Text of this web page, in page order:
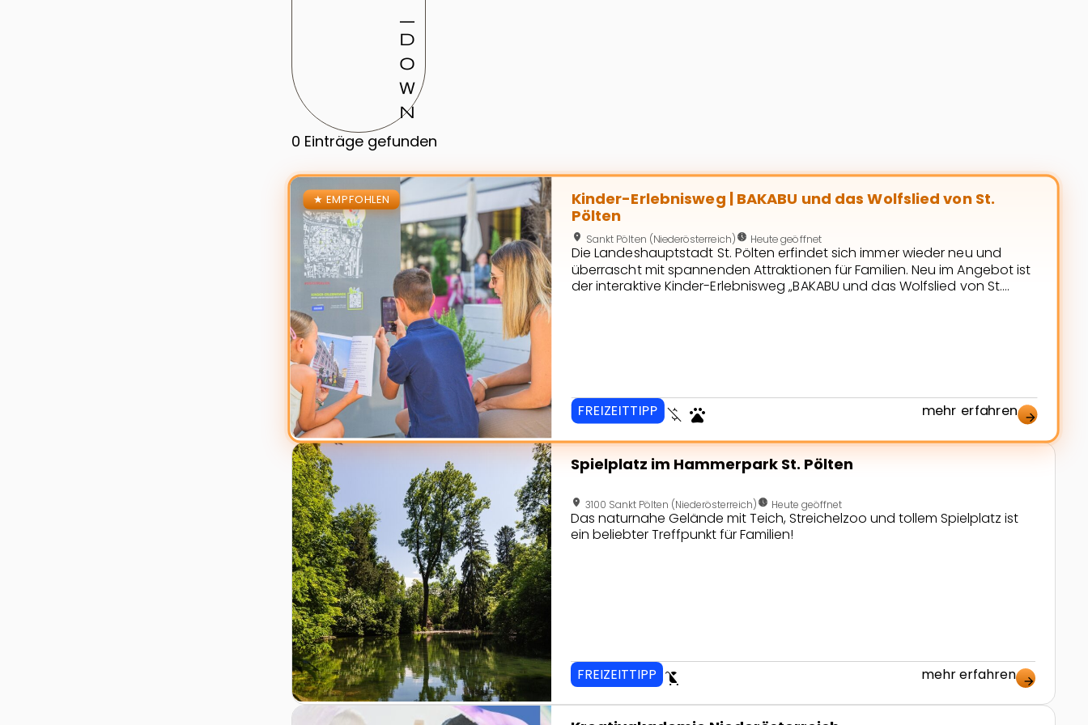
d
o
w
n
0 Einträge gefunden
Zur Detailseite von Kinder-Erlebnisweg | BAKABU und das Wolfslied von St. Pölten
Kinder-Erlebnisweg | BAKABU und das Wolfslied von St.
Pölten
location_on Sankt Pölten (Niederösterreich)nest_clock_farsight_analog Heute geöffnet
Die Landeshauptstadt St. Pölten erfindet sich immer wieder neu und
überrascht mit spannenden Attraktionen für Familien. Neu im Angebot ist
der interaktive Kinder-Erlebnisweg „BAKABU und das Wolfslied von St.
FREIZEITTIPP money_off pets mehr erfahren arrow_forward
Zur Detailseite von Spielplatz im Hammerpark St. Pölten
Spielplatz im Hammerpark St. Pölten
location_on 3100 Sankt Pölten (Niederösterreich)nest_clock_farsight_analog Heute geöffnet
Das naturnahe Gelände mit Teich, Streichelzoo und tollem Spielplatz ist
ein beliebter Treffpunkt für Familien!
FREIZEITTIPP child_friendly mehr erfahren arrow_forward
Zur Detailseite von Kreativakademie Niederösterreich